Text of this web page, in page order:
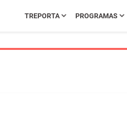
TREPORTA PROGRAMAS